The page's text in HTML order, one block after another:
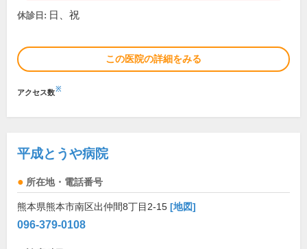
休診日: 日、祝
この医院の詳細をみる
アクセス数※
平成とうや病院
所在地・電話番号
熊本県熊本市南区出仲間8丁目2-15 [地図]
096-379-0108